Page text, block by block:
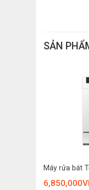
*Hình ảnh
SẢN
Máy rửa bát
6,850,000